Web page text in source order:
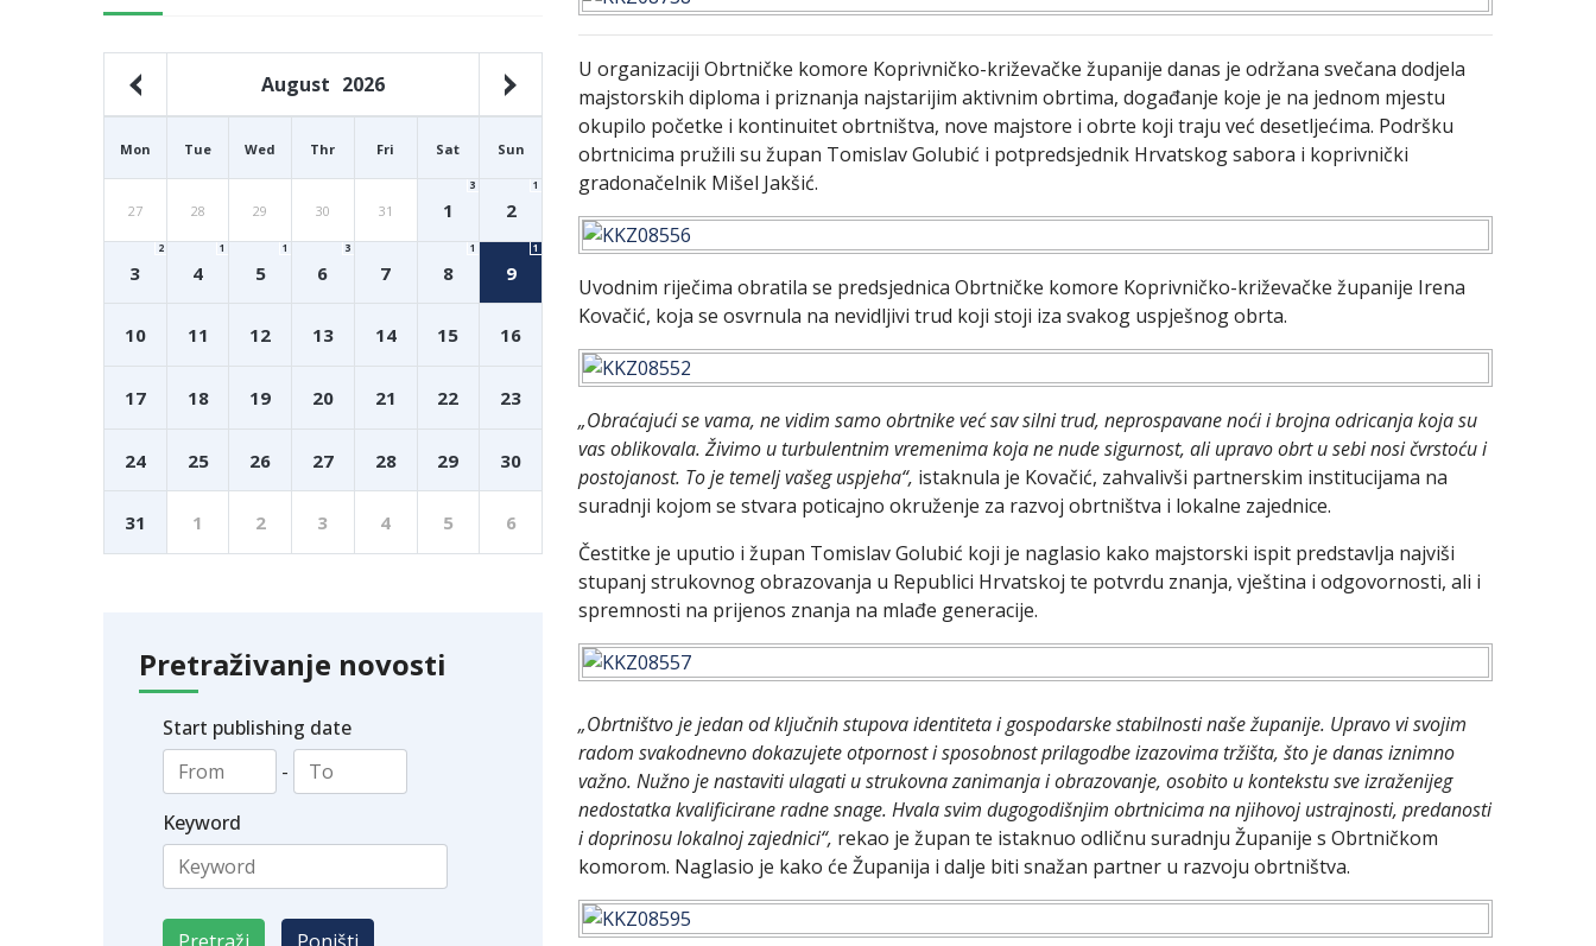
August 2026
Mon Tue Wed Thr Fri Sat Sun
27 28 29 30 31 1
3
2
1
3
2
4
1
5
1
6
3
7 8
1
9
1
10 11 12 13 14 15 16
17 18 19 20 21 22 23
24 25 26 27 28 29 30
31 1 2 3 4 5 6
Pretraživanje novosti
Start publishing date
-
Keyword
U organizaciji Obrtničke komore Koprivničko-križevačke županije danas je održana svečana dodjela
majstorskih diploma i priznanja najstarijim aktivnim obrtima, događanje koje je na jednom mjestu
okupilo početke i kontinuitet obrtništva, nove majstore i obrte koji traju već desetljećima. Podršku
obrtnicima pružili su župan Tomislav Golubić i potpredsjednik Hrvatskog sabora i koprivnički
gradonačelnik Mišel Jakšić.
Uvodnim riječima obratila se predsjednica Obrtničke komore Koprivničko-križevačke županije Irena
Kovačić, koja se osvrnula na nevidljivi trud koji stoji iza svakog uspješnog obrta.
„Obraćajući se vama, ne vidim samo obrtnike već sav silni trud, neprospavane noći i brojna odricanja koja su
vas oblikovala. Živimo u turbulentnim vremenima koja ne nude sigurnost, ali upravo obrt u sebi nosi čvrstoću i
postojanost. To je temelj vašeg uspjeha“, istaknula je Kovačić, zahvalivši partnerskim institucijama na
suradnji kojom se stvara poticajno okruženje za razvoj obrtništva i lokalne zajednice.
Čestitke je uputio i župan Tomislav Golubić koji je naglasio kako majstorski ispit predstavlja najviši
stupanj strukovnog obrazovanja u Republici Hrvatskoj te potvrdu znanja, vještina i odgovornosti, ali i
spremnosti na prijenos znanja na mlađe generacije.
„Obrtništvo je jedan od ključnih stupova identiteta i gospodarske stabilnosti naše županije. Upravo vi svojim
radom svakodnevno dokazujete otpornost i sposobnost prilagodbe izazovima tržišta, što je danas iznimno
važno. Nužno je nastaviti ulagati u strukovna zanimanja i obrazovanje, osobito u kontekstu sve izraženijeg
nedostatka kvalificirane radne snage. Hvala svim dugogodišnjim obrtnicima na njihovoj ustrajnosti, predanosti
i doprinosu lokalnoj zajednici“, rekao je župan te istaknuo odličnu suradnju Županije s Obrtničkom
komorom. Naglasio je kako će Županija i dalje biti snažan partner u razvoju obrtništva.